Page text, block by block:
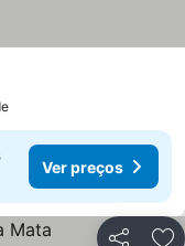
Ver preços